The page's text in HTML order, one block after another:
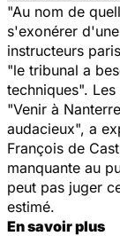
"Au nom de
s'exonérer
instructeurs
"le tribunal a
techniques".
"Venir à
audacieux", a
François de
manquante au
peut pas juger
estimé.
En savoir plus